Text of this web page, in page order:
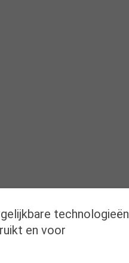
technologieën
en voor